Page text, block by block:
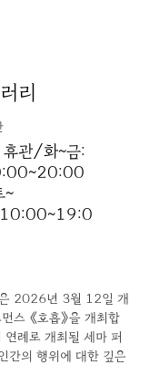
리
휴관/화~금:
~
2026년 3월 12일 개
스 《호흡》을 개최합
연례로 개최될 세마 퍼
간의 행위에 대한 깊은